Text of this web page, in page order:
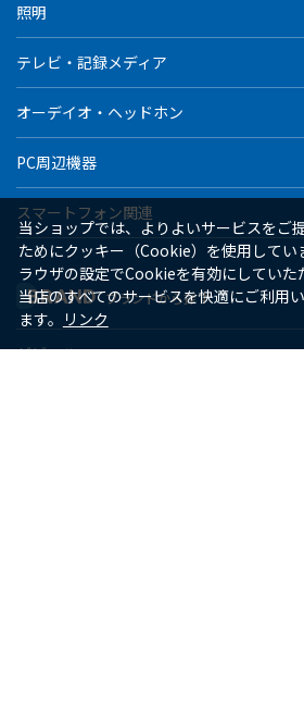
照明
テレビ・記録メディア
オーデイオ・ヘッドホン
PC周辺機器
スマートフォン関連
BRAND ブランドから探す
ゼピール
当ショップでは、よりよいサービスをご
ためにクッキー（Cookie）を使用してい
ラウザの設定でCookieを有効にしていた
当店のすべてのサービスを快適にご利用
ます。 リンク